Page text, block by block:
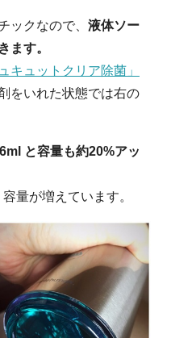
ックなので、 液体ソー
ます。
キュットクリア除菌」
をいれた状態では右の
と容量も約20%アッ
量が増えています。